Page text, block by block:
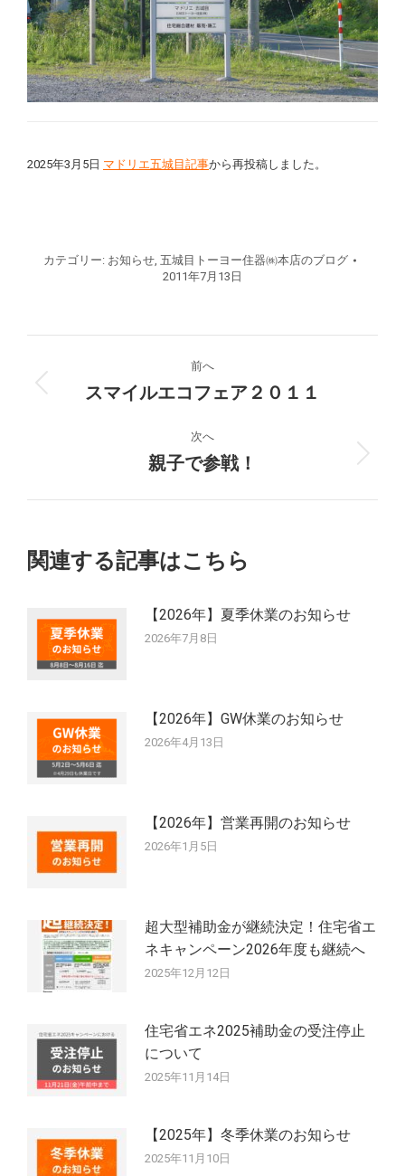
2025年3月5日 マドリエ五城目記事から再投稿しました。
カテゴリー: お知らせ, 五城目トーヨー住器㈱本店のブログ
2011年7月13日
稿
ー
ョ
ン
前へ
前
投
稿:
スマイルエコフェア２０１１
次へ
次
親子で参戦！
関連する記事はこちら
【2026年】夏季休業のお知らせ
2026年7月8日
【2026年】GW休業のお知らせ
2026年4月13日
【2026年】営業再開のお知らせ
2026年1月5日
超大型補助金が継続決定！住宅省エ
ネキャンペーン2026年度も継続へ
2025年12月12日
住宅省エネ2025補助金の受注停止
について
2025年11月14日
【2025年】冬季休業のお知らせ
2025年11月10日